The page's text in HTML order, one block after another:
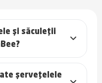
și săculeții
șervețelele